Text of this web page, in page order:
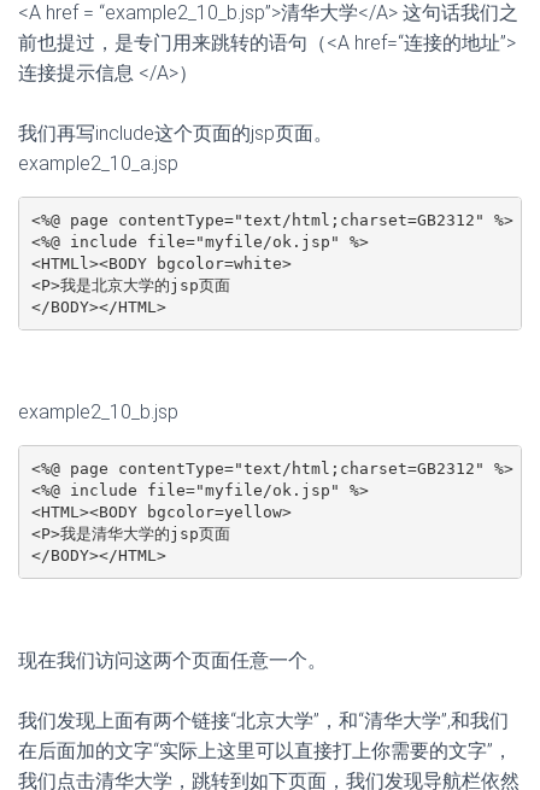
<A href = “example2_10_b.jsp”>清华大学</A> 这句话我们之
前也提过，是专门用来跳转的语句（<A href=“连接的地址”>
连接提示信息 </A>）
我们再写include这个页面的jsp页面。
example2_10_a.jsp
<%@ page contentType="text/html;charset=GB2312" %>
<%@ include file="myfile/ok.jsp" %>
<HTMLl><BODY bgcolor=white>
<P>我是北京大学的jsp页面
</BODY></HTML>
example2_10_b.jsp
<%@ page contentType="text/html;charset=GB2312" %>
<%@ include file="myfile/ok.jsp" %>
<HTML><BODY bgcolor=yellow>
<P>我是清华大学的jsp页面
</BODY></HTML>
现在我们访问这两个页面任意一个。
我们发现上面有两个链接“北京大学”，和“清华大学”,和我们
在后面加的文字“实际上这里可以直接打上你需要的文字”，
我们点击清华大学，跳转到如下页面，我们发现导航栏依然